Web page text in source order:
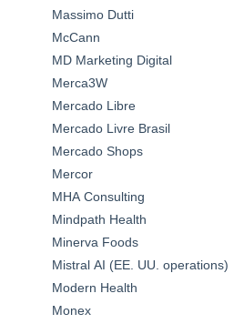
Massimo Dutti
McCann
MD Marketing Digital
Merca3W
Mercado Libre
Mercado Livre Brasil
Mercado Shops
Mercor
MHA Consulting
Mindpath Health
Minerva Foods
Mistral AI (EE. UU. operations)
Modern Health
Monex